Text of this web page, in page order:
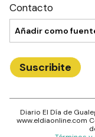
Contacto
Añadir como
Suscribite
Diario El Día de
www.eldiaonline.com